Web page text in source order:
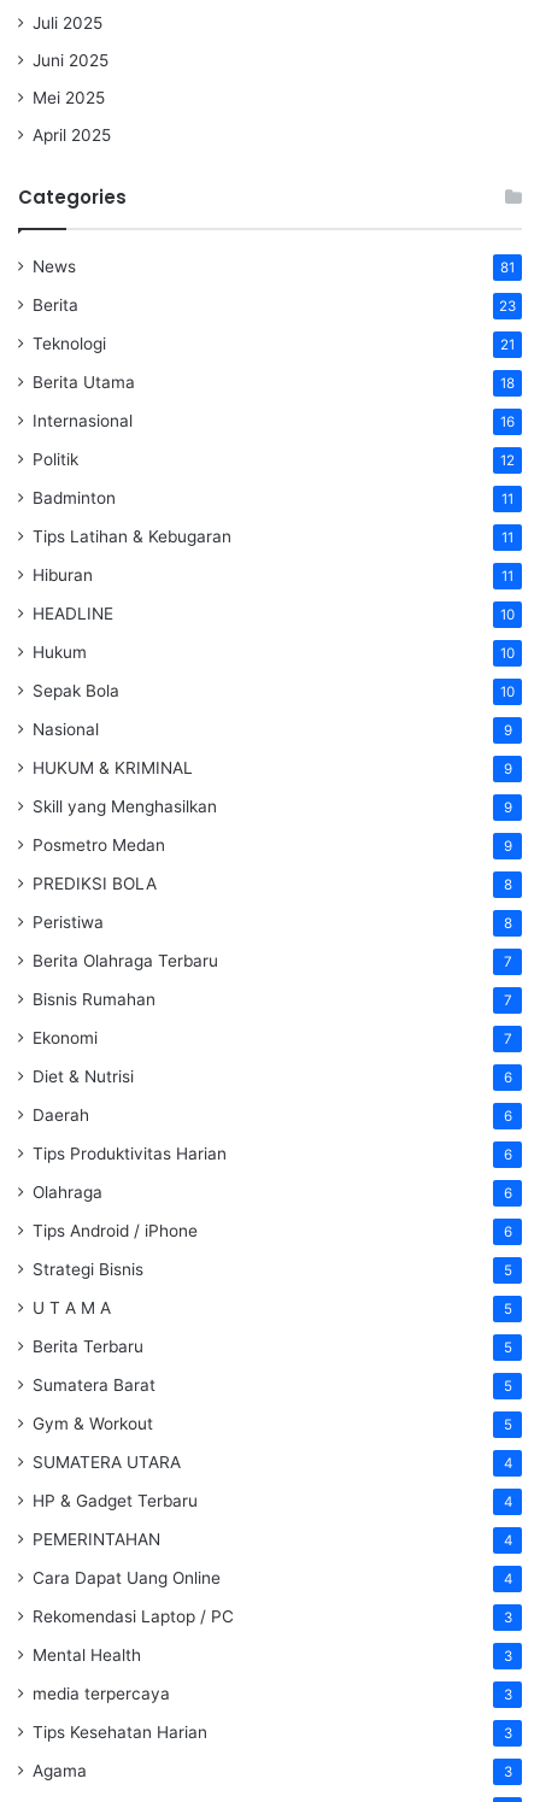
Juli 2025
Juni 2025
Mei 2025
April 2025
Categories
News 81
Berita 23
Teknologi 21
Berita Utama 18
Internasional 16
Politik 12
Badminton 11
Tips Latihan & Kebugaran 11
Hiburan 11
HEADLINE 10
Hukum 10
Sepak Bola 10
Nasional 9
HUKUM & KRIMINAL 9
Skill yang Menghasilkan 9
Posmetro Medan 9
PREDIKSI BOLA 8
Peristiwa 8
Berita Olahraga Terbaru 7
Bisnis Rumahan 7
Ekonomi 7
Diet & Nutrisi 6
Daerah 6
Tips Produktivitas Harian 6
Olahraga 6
Tips Android / iPhone 6
Strategi Bisnis 5
U T A M A 5
Berita Terbaru 5
Sumatera Barat 5
Gym & Workout 5
SUMATERA UTARA 4
HP & Gadget Terbaru 4
PEMERINTAHAN 4
Cara Dapat Uang Online 4
Rekomendasi Laptop / PC 3
Mental Health 3
media terpercaya 3
Tips Kesehatan Harian 3
Agama 3